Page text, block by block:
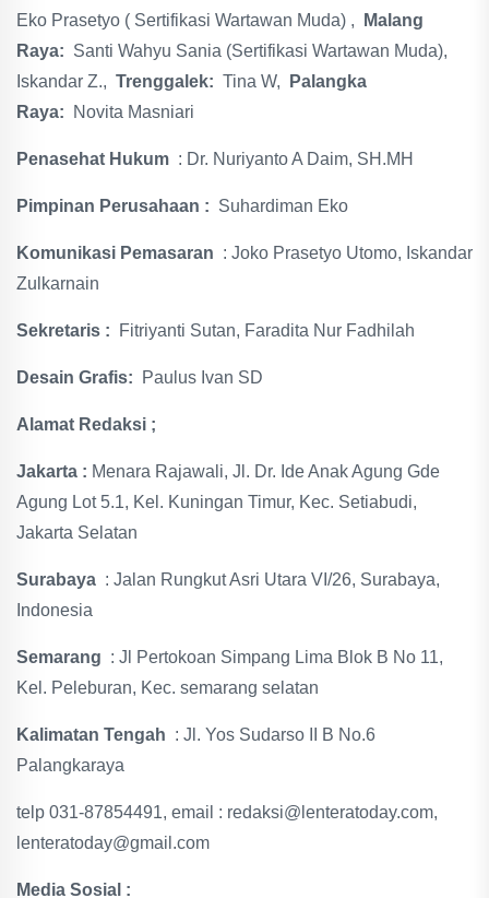
Eko Prasetyo ( Sertifikasi Wartawan Muda) ,
Malang
Raya: Santi Wahyu Sania (Sertifikasi Wartawan Muda),
Iskandar Z., Trenggalek: Tina W,
Palangka
Raya:
Novita Masniari
Penasehat Hukum : Dr. Nuriyanto A Daim, SH.MH
Pimpinan Perusahaan : Suhardiman Eko
Komunikasi Pemasaran : Joko Prasetyo Utomo, Iskandar
Zulkarnain
Sekretaris : Fitriyanti Sutan, Faradita Nur Fadhilah
Desain Grafis: Paulus Ivan SD
Alamat Redaksi ;
Jakarta : Menara Rajawali, Jl. Dr. Ide Anak Agung Gde
Agung Lot 5.1, Kel. Kuningan Timur, Kec. Setiabudi,
Jakarta Selatan
Surabaya : Jalan Rungkut Asri Utara VI/26, Surabaya,
Indonesia
Semarang : Jl Pertokoan Simpang Lima Blok B No 11,
Kel. Peleburan, Kec. semarang selatan
Kalimatan Tengah : Jl. Yos Sudarso II B No.6
Palangkaraya
telp 031-87854491, email : redaksi@lenteratoday.com,
lenteratoday@gmail.com
Media Sosial :